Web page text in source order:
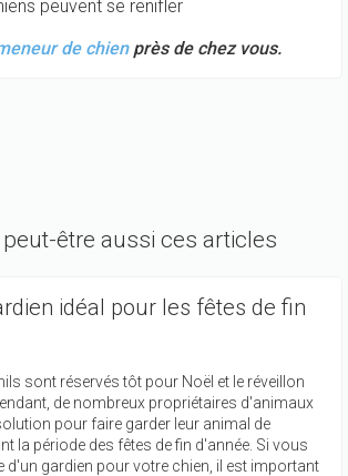
peuvent se renifler
de chien près de chez vous.
être aussi ces articles
idéal pour les fêtes de fin
sont réservés tôt pour Noël et le réveillon
de nombreux propriétaires d'animaux
pour faire garder leur animal de
la période des fêtes de fin d'année. Si vous
d'un gardien pour votre chien, il est important